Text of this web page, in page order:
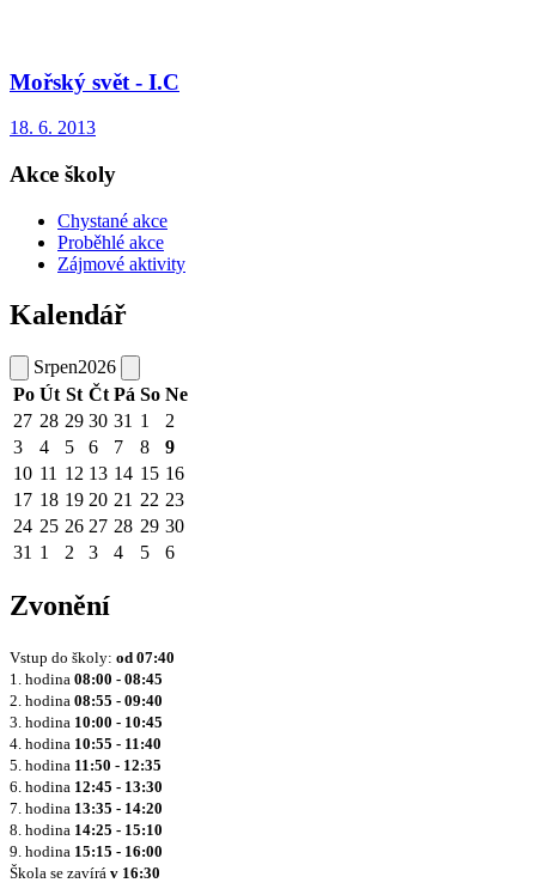
Mořský svět - I.C
18. 6. 2013
Akce školy
Chystané akce
Proběhlé akce
Zájmové aktivity
Kalendář
Srpen2026
Po Út St Čt Pá So Ne
27 28 29 30 31 1
2
3
4 5 6 7 8
9
10 11 12 13 14 15 16
17 18 19 20 21 22 23
24 25 26 27 28 29 30
31 1 2 3 4 5 6
Zvonění
Vstup do školy: od 07:40
1. hodina 08:00 - 08:45
2. hodina 08:55 - 09:40
3. hodina 10:00 - 10:45
4. hodina 10:55 - 11:40
5. hodina 11:50 - 12:35
6. hodina 12:45 - 13:30
7. hodina 13:35 - 14:20
8. hodina 14:25 - 15:10
9. hodina 15:15 - 16:00
Škola se zavírá v 16:30